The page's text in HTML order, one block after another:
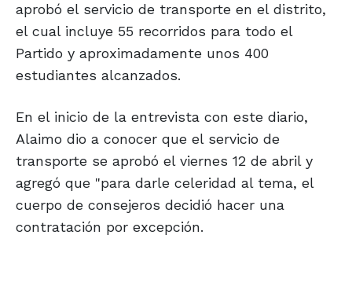
aprobó el servicio de transporte en el distrito,
el cual incluye 55 recorridos para todo el
Partido y aproximadamente unos 400
estudiantes alcanzados.
En el inicio de la entrevista con este diario,
Alaimo dio a conocer que el servicio de
transporte se aprobó el viernes 12 de abril y
agregó que "para darle celeridad al tema, el
cuerpo de consejeros decidió hacer una
contratación por excepción.